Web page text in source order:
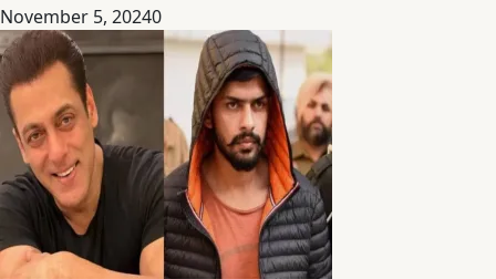
November 5, 20240